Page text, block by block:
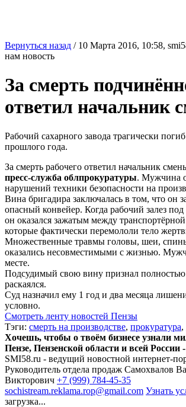
Вернуться назад / 10 Марта 2016, 10:58,
нам новость
За смерть
ответил начальник
Рабочий сахарного завода трагически
прошлого года.
За смерть рабочего ответил начальник
пресс-служба облпрокуратуры. Мужчина
нарушений техники безопасности на
Вина бригадира заключалась в том, что он
опасный конвейер. Когда рабочий залез под
он оказался зажатым между
которые фактически перемололи тело
Множественные травмы головы, шеи,
оказались несовместимыми с жизнью.
месте.
Подсудимый свою вину признал
раскаялся.
Суд назначил ему 1 год и два месяца
условно.
Смотреть ленту новостей Пензы
Тэги: смерть на производстве, прокуратура,
Хочешь, чтобы о твоём бизнесе узнали
Пензе, Пензенской области и всей России
SMI58.ru - ведущий новостной интернет-
Руководитель отдела продаж Самохвалов
Викторович +7 (999) 784-45-35
sochistream.reklama.rop@gmail.com Узнать
загрузка...